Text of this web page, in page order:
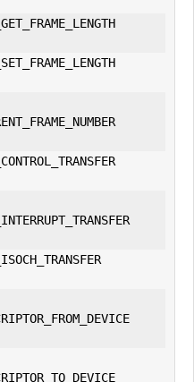
RENT_FRAME_NUMBER
ERR
UPT_TRANSFER
_FROM_DEVICE
_TO_DEVICE